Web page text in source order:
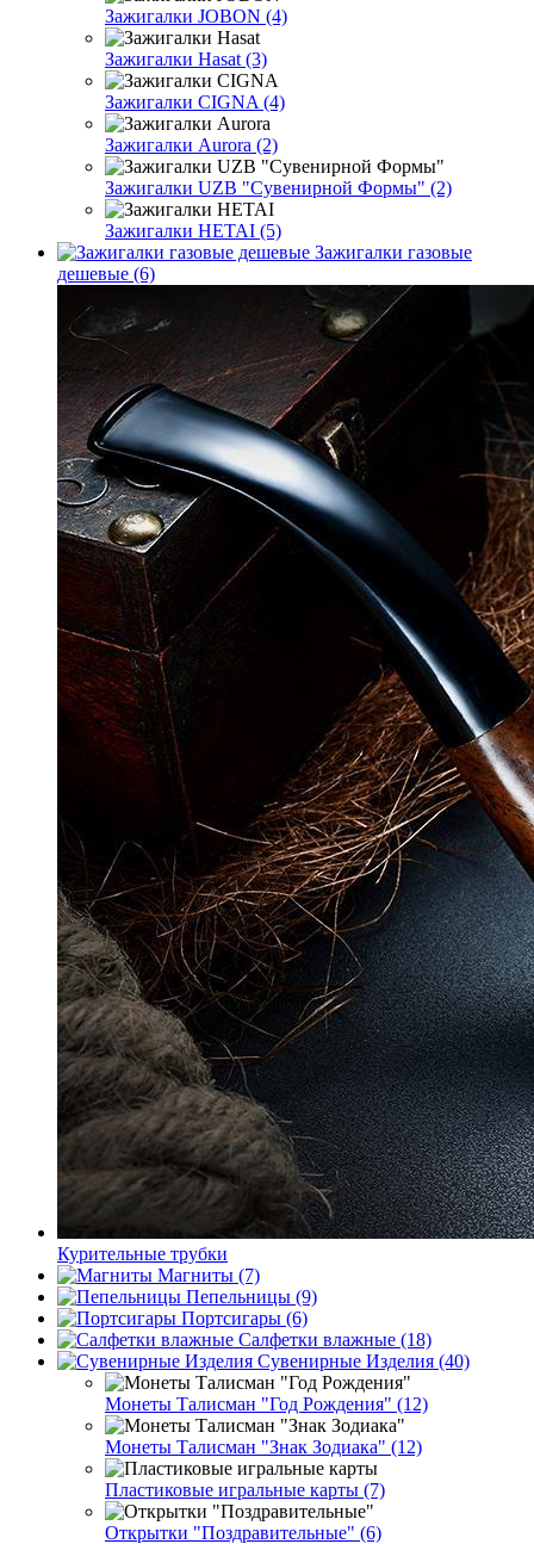
Зажигалки JOBON (4)
Зажигалки Hasat (3)
Зажигалки CIGNA (4)
Зажигалки Aurora (2)
Зажигалки UZB "Сувенирной Формы" (2)
Зажигалки HETAI (5)
Зажигалки газовые
дешевые (6)
Курительные трубки
Магниты (7)
Пепельницы (9)
Портсигары (6)
Салфетки влажные (18)
Сувенирные Изделия (40)
Монеты Талисман "Год Рождения" (12)
Монеты Талисман "Знак Зодиака" (12)
Пластиковые игральные карты (7)
Открытки "Поздравительные" (6)